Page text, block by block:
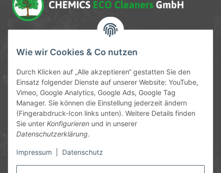
Wie wir Cookies & Co nutzen
Durch Klicken auf „Alle akzeptieren“ gestatten Sie den
Einsatz folgender Dienste auf unserer Website: YouTube,
Vimeo, Google Analytics, Google Ads, Google Tag
Manager. Sie können die Einstellung jederzeit ändern
(Fingerabdruck-Icon links unten). Weitere Details finden
Sie unter Konfigurieren und in unserer
Datenschutzerklärung.
Impressum Datenschutz
Service-Hotline
09372 / 70 80 90
Mo-Fr, 09:00-12:00 | 13:00-17:00 Uhr
Hinter den Straßenäckern 11-13
63906 Erlenbach
info@chemics.eu